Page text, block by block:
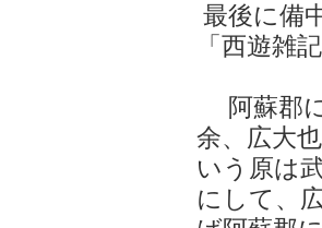
最後に備
「西遊雑
阿蘇郡に
余、広大
いう原は
にして、